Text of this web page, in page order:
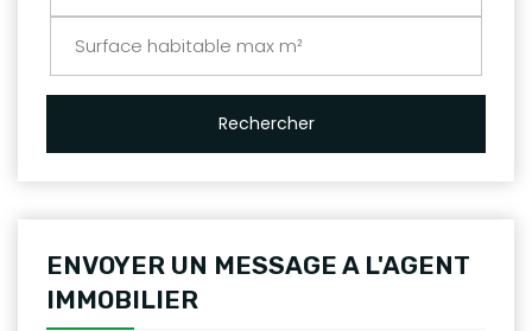
Rechercher
ENVOYER UN MESSAGE A L'AGENT
IMMOBILIER